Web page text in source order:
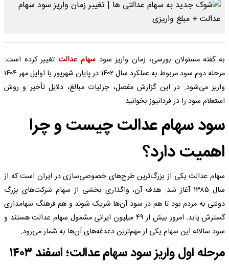
به گفته مسئولان بورسی، زمان واریز سودسهام عدالتتغییر کرده است.
مرحله دوم سود مربوط به عملکرد سال ۱۴۰۲ در پایان شهریور یا اوایل مهر ۱۴۰۴
واریز می‌شود. در این گزارش مفصل، جزئیات مبالغ، دلایل تأخیر و روش
استعلام سود را در فردانیوز بخوانید.
سود سهام عدالت چیست و چرا
اهمیت دارد؟
سهام عدالت یکی از بزرگ‌ترین طرح‌های خصوصی‌سازی در ایران است که از
سال ۱۳۸۵ آغاز شد. هدف آن، واگذاری بخشی از سهام شرکت‌های بزرگ
دولتی به مردم بود تا هم در سود آن‌ها شریک شوند و هم فرهنگ سهامداری
گسترش یابد. امروز بیش از ۴۹ میلیون ایرانی مشمول سهام عدالت هستند و
سود سالانه این سهام یکی از مهم‌ترین دغدغه‌های آن‌ها به شمار می‌رود.
مرحله اول واریز سود سهام عدالت؛ اسفند ۱۴۰۳